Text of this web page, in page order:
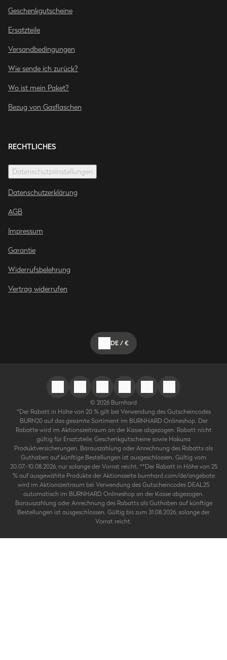
Geschenkgutscheine
Ersatzteile
Versandbedingungen
Wie sende ich zurück?
Wo ist mein Paket?
Bezug von Gasflaschen
RECHTLICHES
Datenschutzeinstellungen
Datenschutzerklärung
AGB
Impressum
Garantie
Widerrufsbelehrung
Vertrag widerrufen
DE/€
© 2026 Burnhard
*Der Rabatt in Höhe von 20 % gilt bei Verwendung des Gutscheincodes
BURN20 auf das gesamte Sortiment im BURNHARD Onlineshop. Der
Rabatte wird im Aktionszeitraum an der Kasse abgezogen. Rabatt nicht
gültig für Ersatzteile, Geschenkgutscheine sowie Hakuna
Produktversicherungen. Barauszahlung oder Anrechnung des Rabatts als
Guthaben auf künftige Bestellungen ist ausgeschlossen. Gültig vom
20.07.-10.08.2026, nur solange der Vorrat reicht. **Der Rabatt in Höhe von 25
% auf ausgewählte Produkte der Aktionsseite burnhard.com/de/angebote
wird im Aktionszeitraum bei Verwendung des Gutscheincodes DEAL25
automatisch im BURNHARD Onlineshop an der Kasse abgezogen.
Barauszahlung oder Anrechnung des Rabatts als Guthaben auf künftige
Bestellungen ist ausgeschlossen. Gültig bis zum 31.08.2026, solange der
Vorrat reicht.